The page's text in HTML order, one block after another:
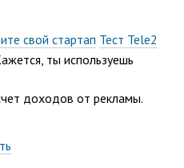
свой стартап Тест Tele2
ты используешь
доходов от рекламы.